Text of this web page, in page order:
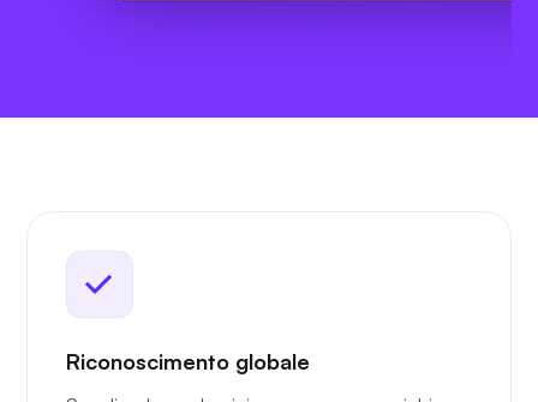
Riconoscimento globale